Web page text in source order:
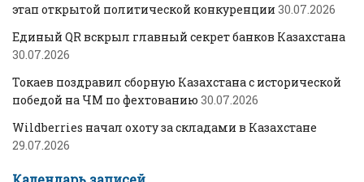
этап открытой политической конкуренции 30.07.2026
Единый QR вскрыл главный секрет банков Казахстана
30.07.2026
Токаев поздравил сборную Казахстана с исторической
победой на ЧМ по фехтованию 30.07.2026
Wildberries начал охоту за складами в Казахстане
29.07.2026